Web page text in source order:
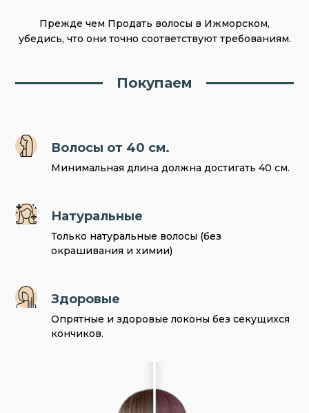
Прежде чем Продать волосы в Ижморском,
убедись, что они точно соответствуют требованиям.
Покупаем
Волосы от 40 см.
Минимальная длина должна достигать 40 см.
Натуральные
Только натуральные волосы (без
окрашивания и химии)
Здоровые
Опрятные и здоровые локоны без секущихся
кончиков.